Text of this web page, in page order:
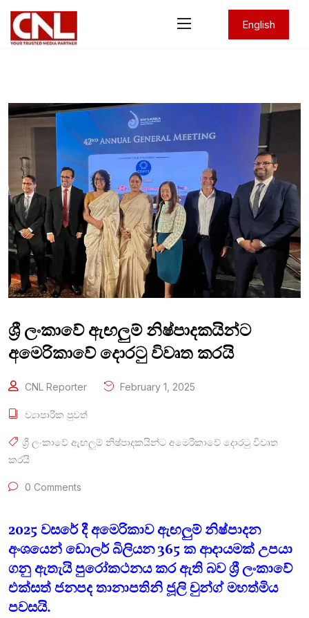
English
ශ්‍රී ලංකාවේ ඇඟලුම් නිෂ්පාදකයින්ට
අමෙරිකාවේ දොරටු විවෘත කරයි
CNL Reporter February 1, 2025
ව්‍යාපාරික පුවත්
ශ්‍රී ලංකාවේ ඇඟලුම් නිෂ්පාදකයින්ට අමෙරිකාවේ දොරටු විවෘත
කරයි
0 Comments
2025 වසරේ දී අමෙරිකාව ඇඟලුම් නිෂ්පාදන
අංශයෙන් ඩොලර් බිලියන 365 ක ආදායමක් උපයා
ගනු ඇතැයි පුරෝකථනය කර ඇති බව ශ්‍රී ලංකාවේ
එක්සත් ජනපද තානාපතිනි ජූලි චුන්ග් මහත්මිය
පවසයි.